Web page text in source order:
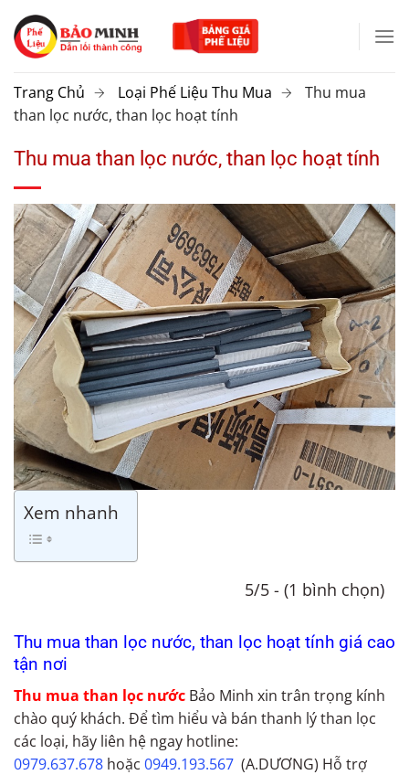
Chuyển
đến
nội
Trang Chủ Loại Phế Liệu Thu Mua
Thu mua
than lọc nước, than lọc hoạt tính
Thu mua than lọc nước, than lọc hoạt tính
Xem nhanh
5/5 - (1 bình chọn)
Thu mua than lọc nước, than lọc hoạt tính giá cao
tận nơi
Thu mua than lọc nước Bảo Minh xin trân trọng kính
chào quý khách. Để tìm hiểu và bán thanh lý than lọc
các loại, hãy liên hệ ngay hotline:
0979.637.678 hoặc 0949.193.567 (A.DƯƠNG) Hỗ trợ